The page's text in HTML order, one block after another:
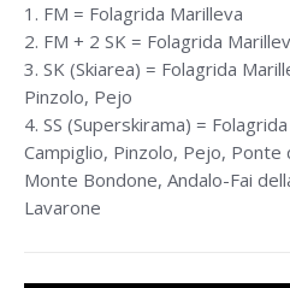
1. FM = Folagrida Marilleva
2. FM + 2 SK = Folagrida
3. SK (Skiarea) = Folagrida
Pinzolo, Pejo
4. SS (Superskirama) =
Campiglio, Pinzolo, Pejo,
Monte Bondone, Andalo-Fai
Lavarone